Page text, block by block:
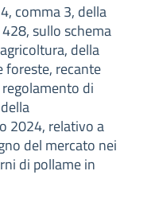
comma 3, della
sullo schema
della
foreste, recante
di
2024, relativo a
del mercato nei
di pollame in